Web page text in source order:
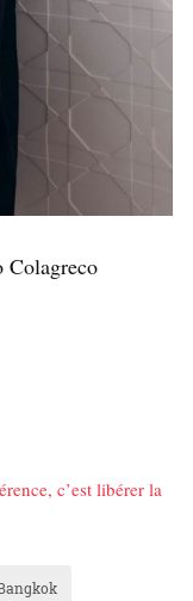
Colagreco
c’est libérer la